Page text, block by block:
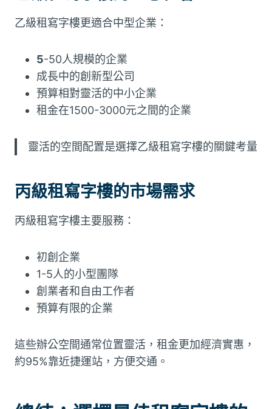
乙級租寫字樓更適合中型企業：
5-50人規模的企業
成長中的創新型公司
預算相對靈活的中小企業
租金在1500-3000元之間的企業
靈活的空間配置是選擇乙級租寫字樓的關鍵考量
丙級租寫字樓的市場需求
丙級租寫字樓主要服務：
初創企業
1-5人的小型團隊
創業者和自由工作者
預算有限的企業
這些辦公空間通常位置靈活，租金更加經濟實惠，
約95%靠近捷運站，方便交通。